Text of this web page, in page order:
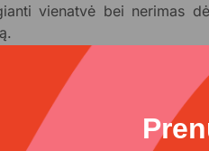
vienatvė bei nerimas
jau užmezgė glaudų ryšį su
trokšta ne tik išmokti
– kvalifikuota
meditacija ir terapija,